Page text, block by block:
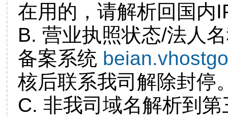
在用的，请解析回国内
B. 营业执照状态/法人
备案系统
核后联系我司解除封停
C. 非我司域名解析到